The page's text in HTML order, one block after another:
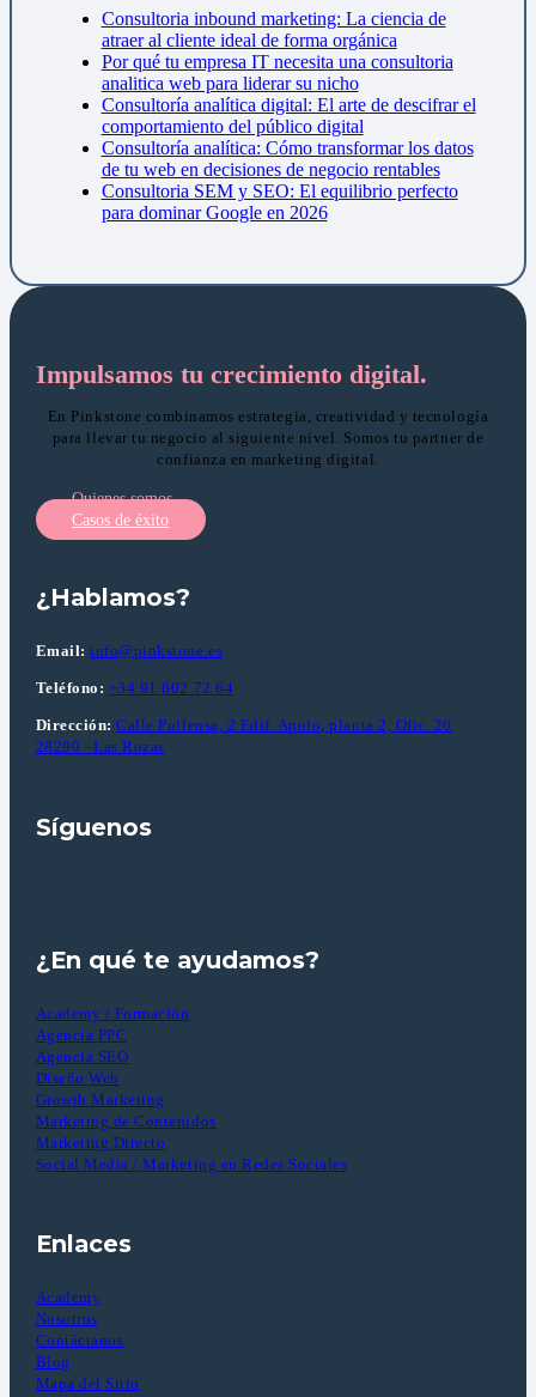
Consultoria inbound marketing: La ciencia de
atraer al cliente ideal de forma orgánica
Por qué tu empresa IT necesita una consultoria
analitica web para liderar su nicho
Consultoría analítica digital: El arte de descifrar el
comportamiento del público digital
Consultoría analítica: Cómo transformar los datos
de tu web en decisiones de negocio rentables
Consultoria SEM y SEO: El equilibrio perfecto
para dominar Google en 2026
Impulsamos tu crecimiento digital.
En Pinkstone combinamos estrategia, creatividad y tecnología
para llevar tu negocio al siguiente nivel. Somos tu partner de
confianza en marketing digital.
Quienes somos
Casos de éxito
¿Hablamos?
Email: info@pinkstone.es
Teléfono: +34 91 602 72 64
Dirección: Calle Pollensa, 2 Edif. Apolo, planta 2, Ofic. 20
28290 –Las Rozas
Síguenos
¿En qué te ayudamos?
Academy / Formación
Agencia PPC
Agencia SEO
Diseño Web
Growth Marketing
Marketing de Contenidos
Marketing Directo
Social Media / Marketing en Redes Sociales
Enlaces
Academy
Nosotros
Contáctanos
Blog
Mapa del Sitio